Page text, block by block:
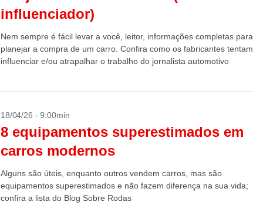
influenciador)
Nem sempre é fácil levar a você, leitor, informações completas para
planejar a compra de um carro. Confira como os fabricantes tentam
influenciar e/ou atrapalhar o trabalho do jornalista automotivo
18/04/26 - 9:00min
8 equipamentos superestimados em
carros modernos
Alguns são úteis, enquanto outros vendem carros, mas são
equipamentos superestimados e não fazem diferença na sua vida;
confira a lista do Blog Sobre Rodas